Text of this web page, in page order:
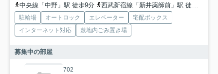
中央線「中野」駅 徒歩9分
西武新宿線「新井薬師前」駅 徒歩13分
駐輪場 オートロック エレベーター
宅配ボックス
インターネット対応
敷地内ごみ置き場
募集中の部屋
702